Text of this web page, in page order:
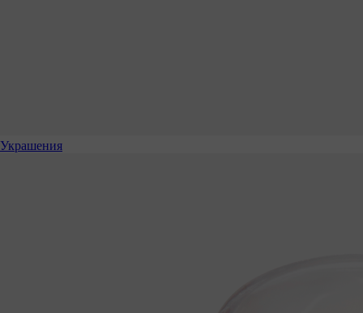
Украшения